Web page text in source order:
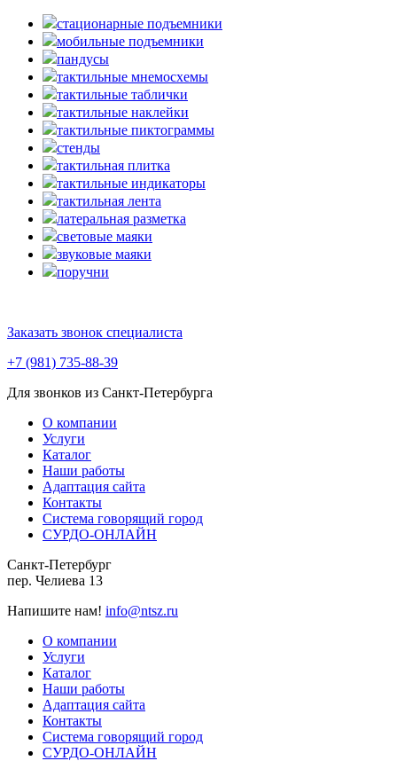
стационарные подъемники
мобильные подъемники
пандусы
тактильные мнемосхемы
тактильные таблички
тактильные наклейки
тактильные пиктограммы
стенды
тактильная плитка
тактильные индикаторы
тактильная лента
латеральная разметка
световые маяки
звуковые маяки
поручни
Заказать звонок специалиста
+7 (981) 735-88-39
Для звонков из Санкт-Петербурга
О компании
Услуги
Каталог
Наши работы
Адаптация сайта
Контакты
Система говорящий город
СУРДО-ОНЛАЙН
Санкт-Петербург
пер. Челиева 13
Напишите нам! info@ntsz.ru
О компании
Услуги
Каталог
Наши работы
Адаптация сайта
Контакты
Система говорящий город
СУРДО-ОНЛАЙН